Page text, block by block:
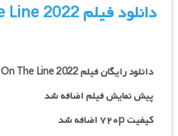
دانلود فیلم On The Line 2022
دانلود رایگان فیلمOn The Line 2022
پیش نمایش فیلم اضافه شد
کیفیت ۷۲۰p اضافه شد